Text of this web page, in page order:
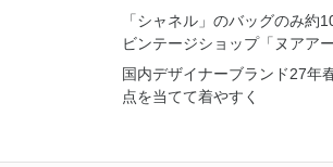
「シャネル」のバッグのみ
ビンテージショップ「ヌアア
国内デザイナーブランド27
点を当てて着やすく